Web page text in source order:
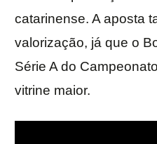
catarinense. A aposta
valorização, já que o
Série A do
vitrine maior.